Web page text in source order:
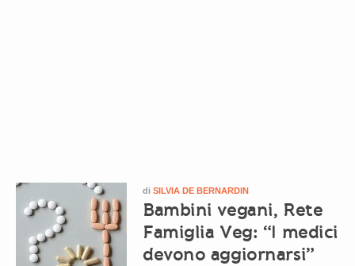
di SILVIA DE BERNARDIN
Bambini vegani, Rete
Famiglia Veg: “I medici
devono aggiornarsi”